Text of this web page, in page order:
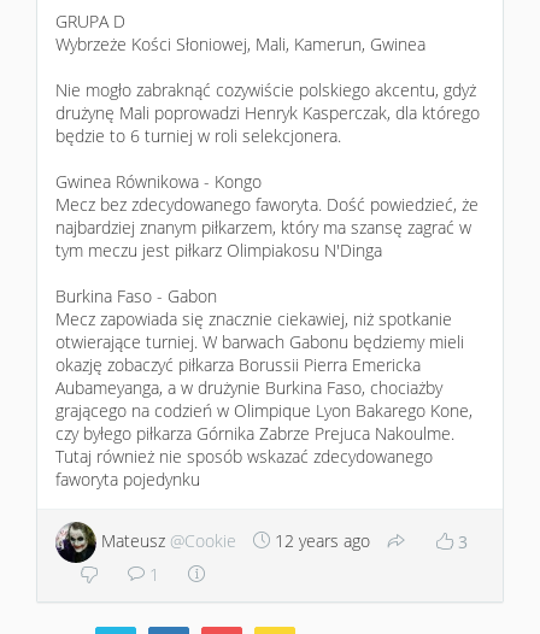
GRUPA D
Wybrzeże Kości Słoniowej, Mali, Kamerun, Gwinea
Nie mogło zabraknąć cozywiście polskiego akcentu, gdyż
drużynę Mali poprowadzi Henryk Kasperczak, dla którego
będzie to 6 turniej w roli selekcjonera.
Gwinea Równikowa - Kongo
Mecz bez zdecydowanego faworyta. Dość powiedzieć, że
najbardziej znanym piłkarzem, który ma szansę zagrać w
tym meczu jest piłkarz Olimpiakosu N'Dinga
Burkina Faso - Gabon
Mecz zapowiada się znacznie ciekawiej, niż spotkanie
otwierające turniej. W barwach Gabonu będziemy mieli
okazję zobaczyć piłkarza Borussii Pierra Emericka
Aubameyanga, a w drużynie Burkina Faso, chociażby
grającego na codzień w Olimpique Lyon Bakarego Kone,
czy byłego piłkarza Górnika Zabrze Prejuca Nakoulme.
Tutaj również nie sposób wskazać zdecydowanego
faworyta pojedynku
Mateusz @Cookie 12 years ago
3
1